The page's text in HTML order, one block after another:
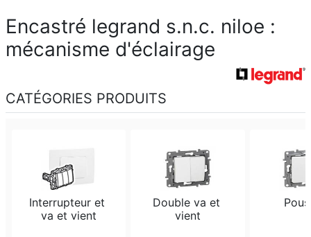
Encastré legrand s.n.c. niloe :
mécanisme d'éclairage
CATÉGORIES PRODUITS
Interrupteur et
va et vient
Double va et
vient